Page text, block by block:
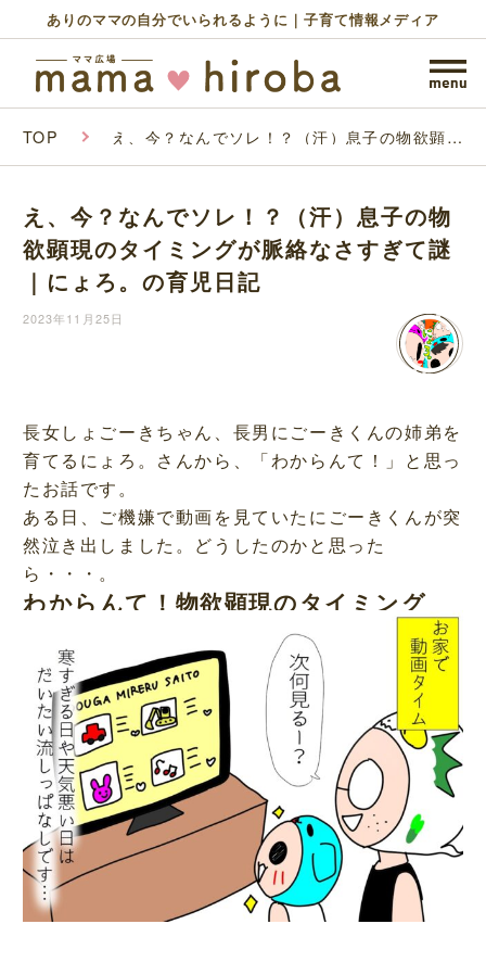
ありのママの自分でいられるように｜子育て情報メディア
TOP え、今？なんでソレ！？（汗）息子の物欲顕現
育児日記
え、今？なんでソレ！？（汗）息子の物
欲顕現のタイミングが脈絡なさすぎて謎
｜にょろ。の育児日記
2023年11月25日
長女しょごーきちゃん、長男にごーきくんの姉弟を
育てるにょろ。さんから、「わからんて！」と思っ
たお話です。
ある日、ご機嫌で動画を見ていたにごーきくんが突
然泣き出しました。どうしたのかと思った
ら・・・。
わからんて！物欲顕現のタイミング